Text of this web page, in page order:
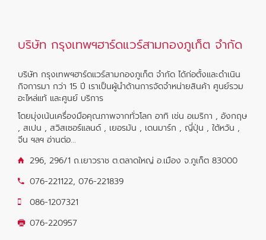
บริษัท กรุงเทพฯฮาร์ดแวร์สามกองภูเก็ต จำกัด
บริษัท กรุงเทพฯฮาร์ดแวร์สามกองภูเก็ต จำกัด ได้ก่อตั้งและดำเนิน
กิจการมา กว่า 15 ปี เราเป็นผู้นำด้านการจัดจำหน่ายสินค้า ศูนย์รวม
อะไหล่แท้ และศูนย์ บริการ
โดยมุ่งเน้นเครื่องมือคุณภาพจากทั่วโลก อาทิ เช่น อเมริกา , อังกฤษ
, สเปน , สวิสเซอร์แลนด์ , เยอรมัน , เดนมาร์ก , ญี่ปุ่น , ใต้หวัน ,
จีน ฯลฯ อ่านต่อ...
296, 296/1 ถ.เยาวราช ต.ตลาดใหญ่ อ.เมือง จ.ภูเก็ต 83000
076-221122, 076-221839
086-1207321
076-220957